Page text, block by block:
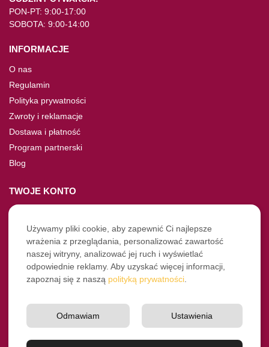
PON-PT: 9:00-17:00
SOBOTA: 9:00-14:00
INFORMACJE
O nas
Regulamin
Polityka prywatności
Zwroty i reklamacje
Dostawa i płatność
Program partnerski
Blog
TWOJE KONTO
Moje konto
Nie pamiętasz hasła?
Twoje zamówienia
NASZE SOCIALE
Instagram
Używamy pliki cookie, aby zapewnić Ci najlepsze
wrażenia z przeglądania, personalizować zawartość
naszej witryny, analizować jej ruch i wyświetlać
odpowiednie reklamy. Aby uzyskać więcej informacji,
zapoznaj się z naszą polityką prywatności
Ustawienia
Odmawiam